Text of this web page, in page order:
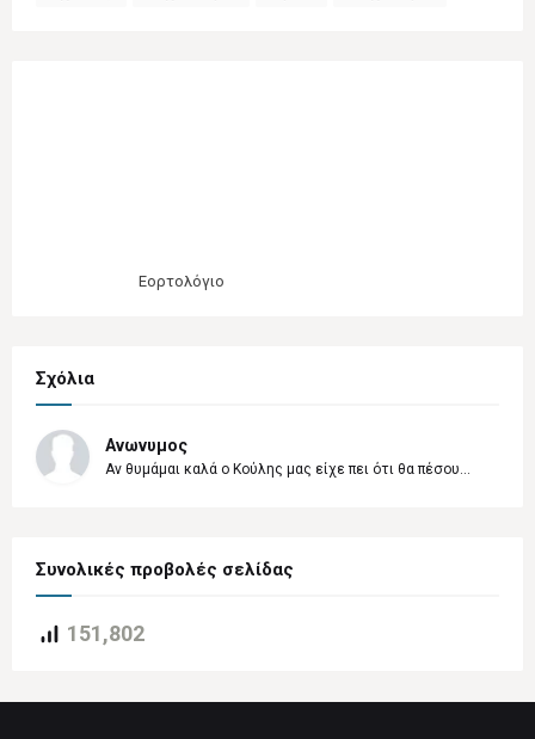
Εορτολόγιο
Σχόλια
Ανωνυμος
Αν θυμάμαι καλά ο Κούλης μας είχε πει ότι θα πέσου...
Συνολικές προβολές σελίδας
151,802